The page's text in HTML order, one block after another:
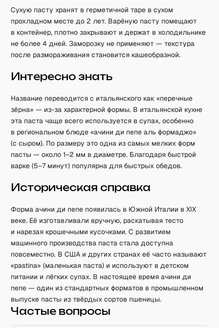
Сухую пасту хранят в герметичной таре в сухом
прохладном месте до 2 лет. Варёную пасту помещают
в контейнер, плотно закрывают и держат в холодильнике
не более 4 дней. Заморозку не применяют — текстура
после размораживания становится кашеобразной.
Интересно знать
Название переводится с итальянского как «перечные
зёрна» — из-за характерной формы. В итальянской кухне
эта паста чаще всего используется в супах, особенно
в региональном блюде «ачини ди пепе аль формаджо»
(с сыром). По размеру это одна из самых мелких форм
пасты — около 1–2 мм в диаметре. Благодаря быстрой
варке (5–7 минут) популярна для быстрых обедов.
Историческая справка
Форма ачини ди пепе появилась в Южной Италии в XIX
веке. Её изготавливали вручную, раскатывая тесто
и нарезая крошечными кусочками. С развитием
машинного производства паста стала доступна
повсеместно. В США и других странах её часто называют
«pastina» (маленькая паста) и используют в детском
питании и лёгких супах. В настоящее время ачини ди
пепе — один из стандартных форматов в промышленном
выпуске пасты из твёрдых сортов пшеницы.
Частые вопросы